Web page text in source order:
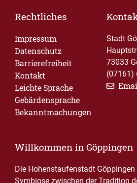
Rechtliches
Impressum
Datenschutz
Barrierefreiheit
Kontakt
Leichte Sprache
Gebärdensprache
Bekanntmachungen
Stadt
73033
(07161)
Willkommen in Göppingen
Die Hohenstaufenstadt
Symbiose zwischen der Tradition